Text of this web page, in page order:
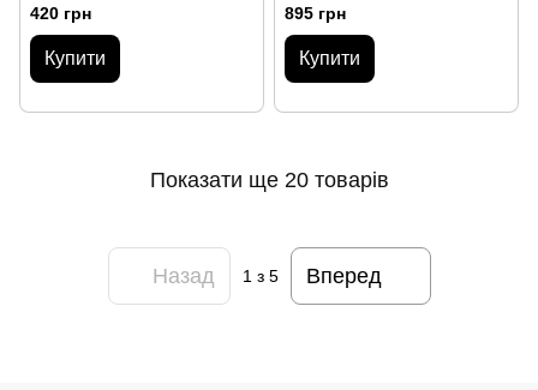
420 грн
Купити
895 грн
Купити
Показати ще 20 товарів
Назад 1з 5 Вперед